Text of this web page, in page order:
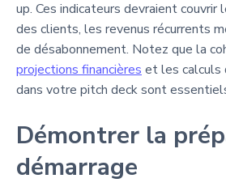
up. Ces indicateurs devraient couvrir
des clients, les revenus récurrents
de désabonnement. Notez que la
projections financières et les calculs
dans votre pitch deck sont
Démontrer la
démarrage